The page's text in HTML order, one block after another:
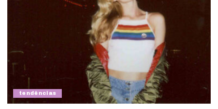
tendências